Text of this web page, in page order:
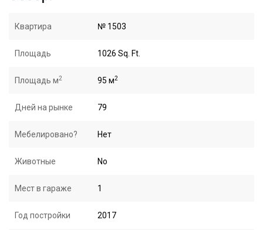
Квартира № 1503
Площадь 1026 Sq. Ft.
Площадь м2 95 м2
Дней на рынке 79
Мебелировано? Нет
Животные No
Мест в гараже 1
Год постройки 2017